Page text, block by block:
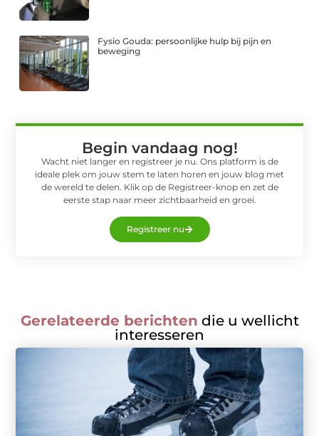
Fysio Gouda: persoonlijke hulp bij pijn en
beweging
Begin vandaag nog!
Wacht niet langer en registreer je nu. Ons platform is de
ideale plek om jouw stem te laten horen en jouw blog met
de wereld te delen. Klik op de Registreer-knop en zet de
eerste stap naar meer zichtbaarheid en groei.
Registreer nu
Gerelateerde berichten die u wellicht
interesseren